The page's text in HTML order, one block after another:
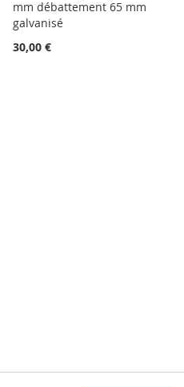
mm débattement 65 mm
galvanisé
30,00 €